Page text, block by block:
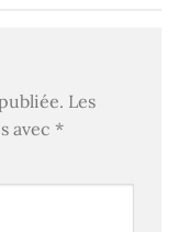
Les
avec *